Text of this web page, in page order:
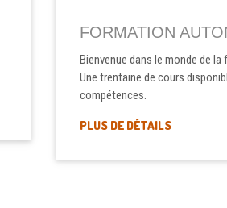
FORMATION
Bienvenue dans le monde de
Une trentaine de cours
compétences.
PLUS DE DÉTAILS